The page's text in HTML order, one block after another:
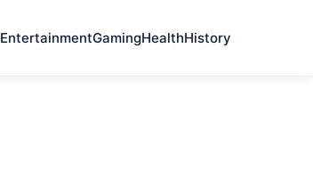
EntertainmentGamingHealthHistory